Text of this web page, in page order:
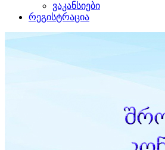
ვაკანსიები
რეგისტრაცია